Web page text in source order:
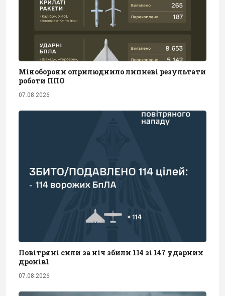
Міноборони оприлюднило липневі результати
роботи ППО
07.08.2026
Повітряні сили за ніч збили 114 зі 147 ударних
дронів1
07.08.2026